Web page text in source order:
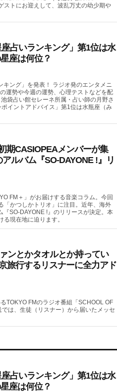
ストにお迎えして、波乱万丈の幼少期や
占いランキング」第1位は水
座は何位？
ング」を発表！ ラジオ発のエンタメニ
運勢や今週の運勢、心理テストなどを配
袋占い館セレーネ所属・占い師の月野さ
イントアドバイス」第1位は水瓶座（み
期CASIOPEAメンバーが集
ルバム『SO-DAYONE !』リ
FM＋」がお届けする音楽コラム。今回
「かつしかトリオ」に注目。近年、海外
SO-DAYONE !』のリリースが決定。本
現在地に迫ります。
ンとかタオルとか持ってい
旅行するリスナーに全力アド
TOKYO FMのラジオ番組「SCHOOL OF
は、生徒（リスナー）から届いたメッセ
占いランキング」第1位は水
座は何位？